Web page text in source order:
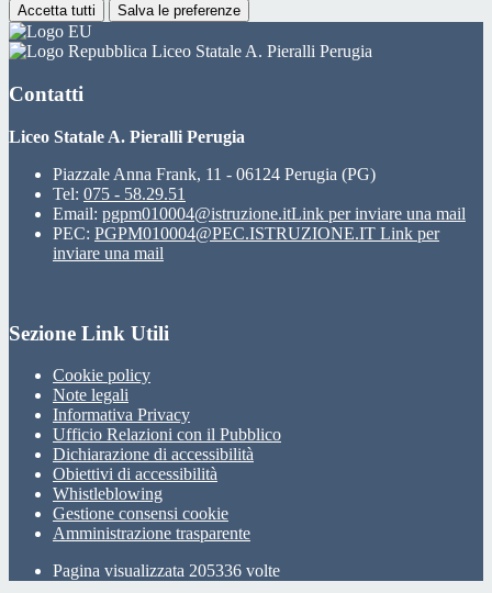
Accetta tutti Salva le preferenze
Liceo Statale A. Pieralli Perugia
Contatti
Liceo Statale A. Pieralli Perugia
Piazzale Anna Frank, 11 - 06124 Perugia (PG)
Tel: 075 - 58.29.51
Email: pgpm010004@istruzione.itLink per inviare una mail
PEC: PGPM010004@PEC.ISTRUZIONE.IT Link per
inviare una mail
Sezione Link Utili
Cookie policy
Note legali
Informativa Privacy
Ufficio Relazioni con il Pubblico
Dichiarazione di accessibilità
Obiettivi di accessibilità
Whistleblowing
Gestione consensi cookie
Amministrazione trasparente
Pagina visualizzata 205336 volte